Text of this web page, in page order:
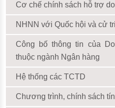
Cơ chế chính sách hỗ trợ
NHNN với Quốc hội và cử tri
Công bố thông tin của
thuộc ngành Ngân hàng
Hệ thống các TCTD
Chương trình, chính sách